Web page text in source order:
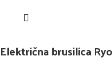
Električna brusilica